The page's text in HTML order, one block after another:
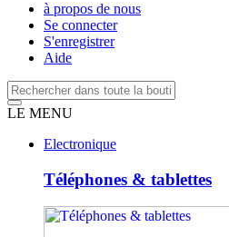
à propos de nous
Se connecter
S'enregistrer
Aide
LE MENU
Electronique
Téléphones & tablettes